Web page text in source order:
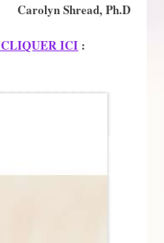
Carolyn Shread, Ph.D
CLIQUER ICI :